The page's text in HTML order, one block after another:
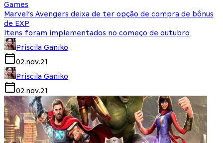
Games
Marvel’s Avengers deixa de ter opção de compra de bônus
de EXP
Itens foram implementados no começo de outubro
Priscila Ganiko
02.nov.21
Priscila Ganiko
02.nov.21